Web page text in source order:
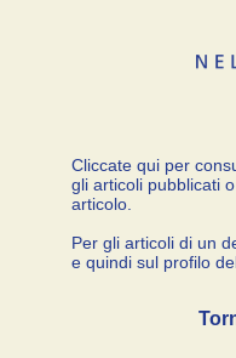
Cliccate qui per
gli articoli pubblicati
articolo.
Per gli articoli di un
e quindi sul profilo